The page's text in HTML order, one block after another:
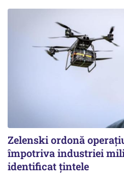
Zelenski ordonă
împotriva industriei
identificat țintele